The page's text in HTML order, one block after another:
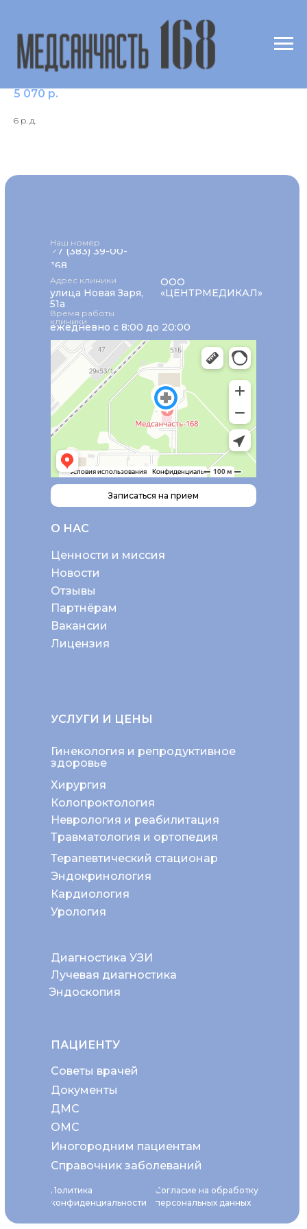
Руфинамид (Rufinamide)
5 070 р.
6 р. д.
О НАС
Политика
конфиденциальности
Согласие на обработку
персональных данных
Ценности и миссия
Новости
+7 (383) 39-00-
168
Отзывы
Партнёрам
Вакансии
Лицензия
Неврология и реабилитация
Колопроктология
Хирургия
Гинекология и репродуктивное
здоровье
Диагностика УЗИ
Эндоскопия
Травматология и ортопедия
Эндокринология
Терапевтический стационар
Кардиология
Урология
Лучевая диагностика
УСЛУГИ И ЦЕНЫ
ПАЦИЕНТУ
Советы врачей
ОМС
Документы
ДМС
Иногородним пациентам
Справочник заболеваний
Наш номер
ежедневно с 8:00 до 20:00
Время работы
клиники
Адрес клиники
улица Новая Заря,
51а
ООО
«ЦЕНТРМЕДИКАЛ»
Записаться на прием